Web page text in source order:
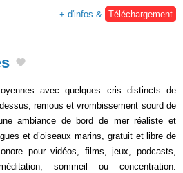
+ d'infos &
Téléchargement
avec quelques cris distincts de
remous et vrombissement sourd de
ambiance de bord de mer réaliste et
et d’oiseaux marins, gratuit et libre de
pour vidéos, films, jeux, podcasts,
sommeil ou concentration.